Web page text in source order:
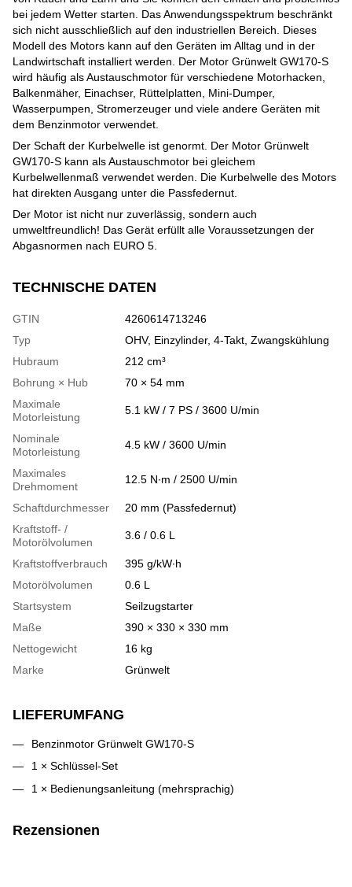
bei jedem Wetter starten. Das Anwendungsspektrum beschränkt
sich nicht ausschließlich auf den industriellen Bereich. Dieses
Modell des Motors kann auf den Geräten im Alltag und in der
Landwirtschaft installiert werden. Der Motor Grünwelt GW170-S
wird häufig als Austauschmotor für verschiedene Motorhacken,
Balkenmäher, Einachser, Rüttelplatten, Mini-Dumper,
Wasserpumpen, Stromerzeuger und viele andere Geräten mit
dem Benzinmotor verwendet.
Der Schaft der Kurbelwelle ist genormt. Der Motor Grünwelt
GW170-S kann als Austauschmotor bei gleichem
Kurbelwellenmaß verwendet werden. Die Kurbelwelle des Motors
hat direkten Ausgang unter die Passfedernut.
Der Motor ist nicht nur zuverlässig, sondern auch
umweltfreundlich! Das Gerät erfüllt alle Voraussetzungen der
Abgasnormen nach EURO 5.
TECHNISCHE DATEN
GTIN
4260614713246
Typ
OHV, Einzylinder, 4-Takt, Zwangskühlung
Hubraum
212 cm³
Bohrung × Hub
70 × 54 mm
Maximale
Motorleistung
5.1 kW / 7 PS / 3600 U/min
Nominale
Motorleistung
4.5 kW / 3600 U/min
Maximales
Drehmoment
12.5 N∙m / 2500 U/min
Schaftdurchmesser
20 mm (Passfedernut)
Kraftstoff- /
Motorölvolumen
3.6 / 0.6 L
Kraftstoffverbrauch
395 g/kW∙h
Motorölvolumen
0.6 L
Startsystem
Seilzugstarter
Maße
390 × 330 × 330 mm
Nettogewicht
16 kg
Marke
Grünwelt
LIEFERUMFANG
Benzinmotor Grünwelt GW170-S
1 × Schlüssel-Set
1 × Bedienungsanleitung (mehrsprachig)
Rezensionen